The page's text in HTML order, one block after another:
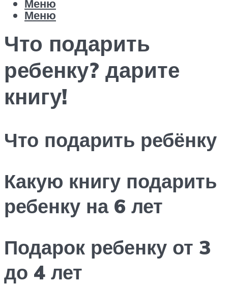
Меню
Меню
Что подарить
ребенку? дарите
книгу!
Что подарить ребёнку
Какую книгу подарить
ребенку на 6 лет
Подарок ребенку от 3
до 4 лет